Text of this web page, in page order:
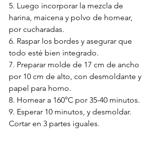
5. Luego incorporar la mezcla de
harina, maicena y polvo de hornear,
por cucharadas.
6. Raspar los bordes y asegurar que
todo esté bien integrado.
7. Preparar molde de 17 cm de ancho
por 10 cm de alto, con desmoldante y
papel para horno.
8. Hornear a 160°C por 35-40 minutos.
9. Esperar 10 minutos, y desmoldar.
Cortar en 3 partes iguales.